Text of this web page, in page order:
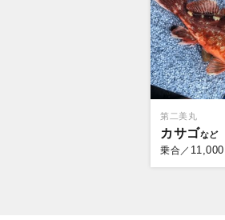
第二美丸
カサゴ
乗合／ 11,000